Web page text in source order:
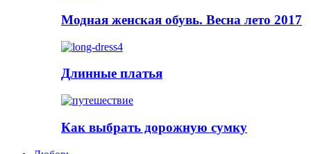
Модная женская обувь. Весна лето 2017
Длинные платья
Как выбрать дорожную сумку